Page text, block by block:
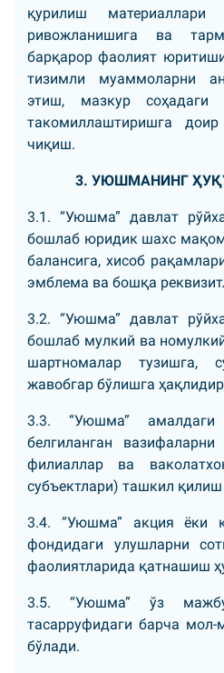
қурилиш материаллари
ривожланишига ва
барқарор фаолият
тизимли муаммоларни
этиш, мазкур соҳадаги
такомиллаштиришга
чиқиш.
3. УЮШМАНИНГ
3.1. “Уюшма” давлат
бошлаб юридик шахс
балансига, хисоб
эмблема ва бошқа
3.2. “Уюшма” давлат
бошлаб мулкий ва
шартномалар тузишга,
жавобгар бўлишга
3.3. “Уюшма” амалдаги
белгиланган
филиаллар ва
субъектлари) ташкил қилиш
3.4. “Уюшма” акция ёки
фондидаги улушларни
фаолиятларида қатнашиш
3.5. “Уюшма” ўз
тасарруфидаги барча
бўлади.